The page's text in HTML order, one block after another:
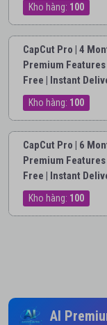
Kho hàng: 100
CapCut Pro | 4
Premium
Free | Instant
Kho hàng: 100
CapCut Pro | 6
Premium
Free | Instant
Kho hàng: 100
AI